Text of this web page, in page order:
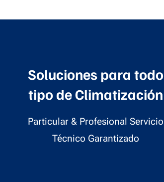
Soluciones para todo
tipo de Climatización
Particular & Profesional Servicio
Técnico Garantizado